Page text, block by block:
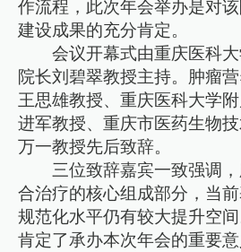
作流程，此次年会举办是对
建设成果的充分肯定。
会议开幕式由重庆医科
院长刘碧翠教授主持。肿瘤
王思雄教授、重庆医科大学
进军教授、重庆市医药生物
万一教授先后致辞。
三位致辞嘉宾一致强调
合治疗的核心组成部分，当
规范化水平仍有较大提升空
肯定了承办本次年会的重要